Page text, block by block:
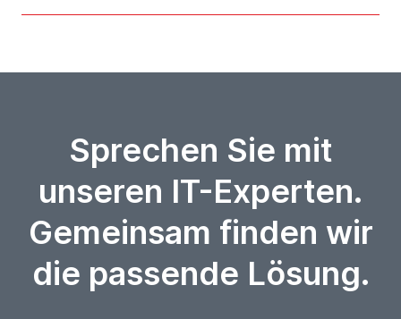
Sprechen Sie mit
unseren IT-Experten.
Gemeinsam finden wir
die passende Lösung.